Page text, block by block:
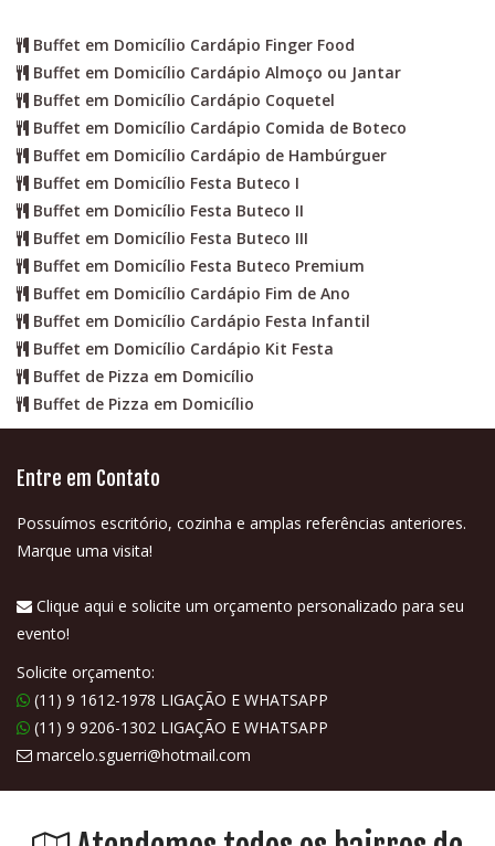
Buffet em Domicílio Cardápio Finger Food
Buffet em Domicílio Cardápio Almoço ou Jantar
Buffet em Domicílio Cardápio Coquetel
Buffet em Domicílio Cardápio Comida de Boteco
Buffet em Domicílio Cardápio de Hambúrguer
Buffet em Domicílio Festa Buteco I
Buffet em Domicílio Festa Buteco II
Buffet em Domicílio Festa Buteco III
Buffet em Domicílio Festa Buteco Premium
Buffet em Domicílio Cardápio Fim de Ano
Buffet em Domicílio Cardápio Festa Infantil
Buffet em Domicílio Cardápio Kit Festa
Buffet de Pizza em Domicílio
Buffet de Pizza em Domicílio
Entre em Contato
Possuímos escritório, cozinha e amplas referências anteriores.
Marque uma visita!
Clique aqui e solicite um orçamento personalizado para seu
evento!
Solicite orçamento:
(11) 9 1612-1978 LIGAÇÃO E WHATSAPP
(11) 9 9206-1302 LIGAÇÃO E WHATSAPP
marcelo.sguerri@hotmail.com